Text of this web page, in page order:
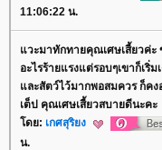
11:06:22 น.
วะมาทักทายคุณเศษเสี้ยวค่ะ
อะไรร้ายแรงแต่รอบๆเขาก็เ
ละสัตว์ไว้มากพอสมควร ก็คง
เต็ป คุณเศษเสี้ยวสบายดีนะคะ
ดย: เกศสุริยง
น.